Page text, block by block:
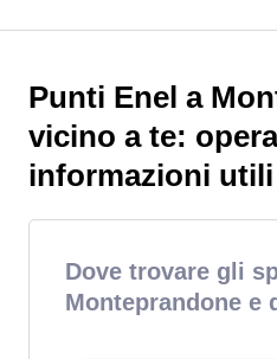
Punti Enel a
vicino a te:
informazioni utili
Dove trovare gli
Monteprandone e